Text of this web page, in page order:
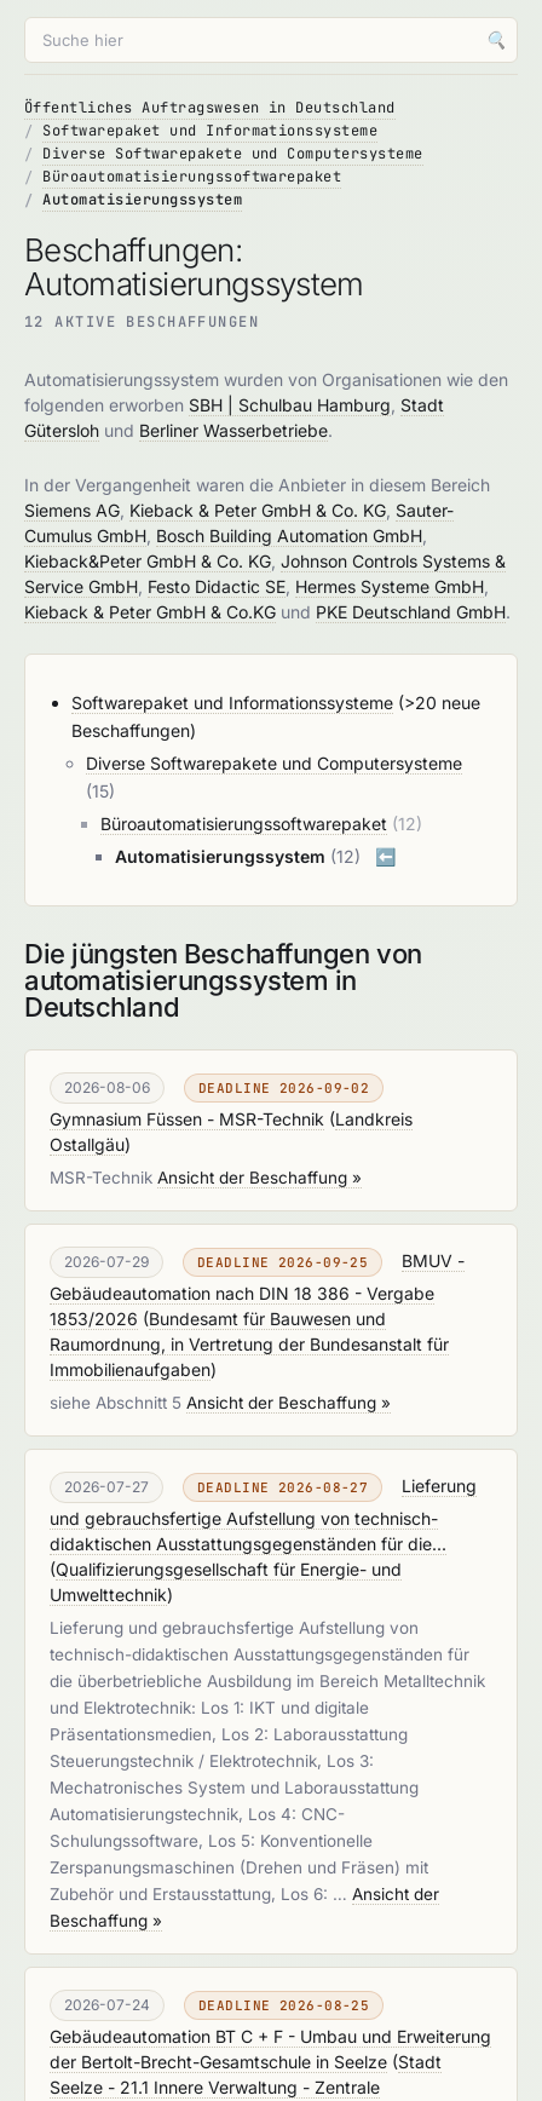
🔍
Öffentliches Auftragswesen in Deutschland
Softwarepaket und Informationssysteme
Diverse Softwarepakete und Computersysteme
Büroautomatisierungssoftwarepaket
Automatisierungssystem
Beschaffungen:
Automatisierungssystem
12 AKTIVE BESCHAFFUNGEN
Automatisierungssystem wurden von Organisationen wie den
folgenden erworben SBH | Schulbau Hamburg Stadt
Gütersloh und Berliner Wasserbetriebe.
In der Vergangenheit waren die Anbieter in diesem Bereich
Siemens AG Kieback & Peter GmbH & Co. KG Sauter-
Cumulus GmbH Bosch Building Automation GmbH
Kieback&Peter GmbH & Co. KG Johnson Controls Systems &
Service GmbH Festo Didactic SE Hermes Systeme GmbH
Kieback & Peter GmbH & Co.KG und PKE Deutschland GmbH.
Softwarepaket und Informationssysteme (>20 neue
Beschaffungen)
Diverse Softwarepakete und Computersysteme
(15)
Büroautomatisierungssoftwarepaket (12)
Automatisierungssystem (12) ⬅️
Die jüngsten Beschaffungen von
automatisierungssystem in
Deutschland
2026-08-06 DEADLINE 2026-09-02
Gymnasium Füssen - MSR-Technik (Landkreis
Ostallgäu)
MSR-Technik Ansicht der Beschaffung »
2026-07-29 DEADLINE 2026-09-25
BMUV -
Gebäudeautomation nach DIN 18 386 - Vergabe
1853/2026 (Bundesamt für Bauwesen und
Raumordnung, in Vertretung der Bundesanstalt für
Immobilienaufgaben)
siehe Abschnitt 5 Ansicht der Beschaffung »
2026-07-27 DEADLINE 2026-08-27
Lieferung
und gebrauchsfertige Aufstellung von technisch-
didaktischen Ausstattungsgegenständen für die...
(Qualifizierungsgesellschaft für Energie- und
Umwelttechnik)
Lieferung und gebrauchsfertige Aufstellung von
technisch-didaktischen Ausstattungsgegenständen für
die überbetriebliche Ausbildung im Bereich Metalltechnik
und Elektrotechnik: Los 1: IKT und digitale
Präsentationsmedien, Los 2: Laborausstattung
Steuerungstechnik / Elektrotechnik, Los 3:
Mechatronisches System und Laborausstattung
Automatisierungstechnik, Los 4: CNC-
Schulungssoftware, Los 5: Konventionelle
Zerspanungsmaschinen (Drehen und Fräsen) mit
Zubehör und Erstausstattung, Los 6: … Ansicht der
Beschaffung »
2026-07-24 DEADLINE 2026-08-25
Gebäudeautomation BT C + F - Umbau und Erweiterung
der Bertolt-Brecht-Gesamtschule in Seelze (Stadt
Seelze - 21.1 Innere Verwaltung - Zentrale